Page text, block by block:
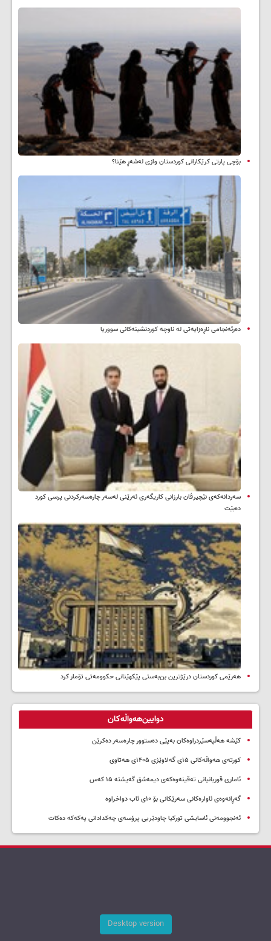
بۆچی پارتی کرێکارانی کوردستان وازی لەشەڕ هێنا؟
دەرئەنجامی ناڕەزایەتی لە ناوچە کوردنشینەکانی سووریا
سه‌ردانه‌کەی نێچیرڤان بارزانی كاریگه‌ری ئه‌رێنی له‌سه‌ر چاره‌سه‌ركردنی پرسی كورد
ده‌بێت
هەرێمی کوردستان درێژترین بن‌بەستی پێکهێنانی حکوومەتی تۆمار کرد
دوایین‌هەواڵەکان
کێشە هەڵپەسێردراوەکان بەپێی دەستوور چارەسەر دەکرێن
کورتەی هەواڵەکانی ۱۵ی گەلاوێژی ۱۴۰۵ی هەتاوی
ئاماری قوربانیانی تەقینەوەکەی دیمەشق گەیشتە ۱۵ کەس
گەڕانەوەی ئاوارەکانی سەرێکانی بۆ ۱۰ی ئاب دواخراوە
ئەنجوومەنی ئاسایشی تورکیا چاودێریی پرۆسەی چەکدادانی پەکەکە دەکات
Desktop version